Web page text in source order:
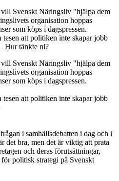
Svenskt Näringsliv "hjälpa dem
organisation hoppas
som köps i dagspressen.
att politiken inte skapar jobb
Hur tänkte ni?
Svenskt Näringsliv "hjälpa dem
organisation hoppas
som köps i dagspressen.
att politiken inte skapar jobb
i samhällsdebatten i dag och i
det bra, men det är viktig att prata
och deras förutsättningar,
politisk strategi på Svenskt